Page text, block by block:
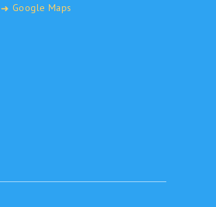
➜ Google Maps